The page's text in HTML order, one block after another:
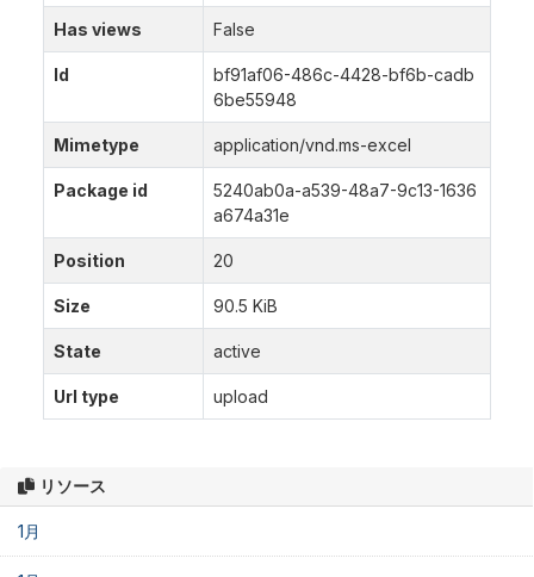
リソース
1月
Has views False
Id
bf91af06-486c-4428-bf6b-cadb
6be55948
Mimetype application/vnd.ms-excel
Package id
5240ab0a-a539-48a7-9c13-1636
a674a31e
Position 20
Size 90.5 KiB
State active
Url type upload